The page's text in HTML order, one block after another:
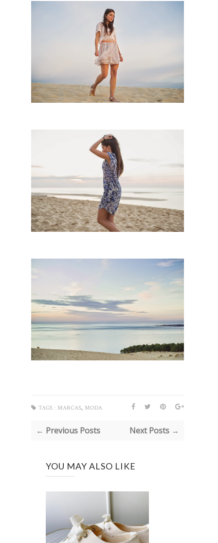
TAGS : MARCAS, MODA
← Previous Posts Next Posts →
YOU MAY ALSO LIKE